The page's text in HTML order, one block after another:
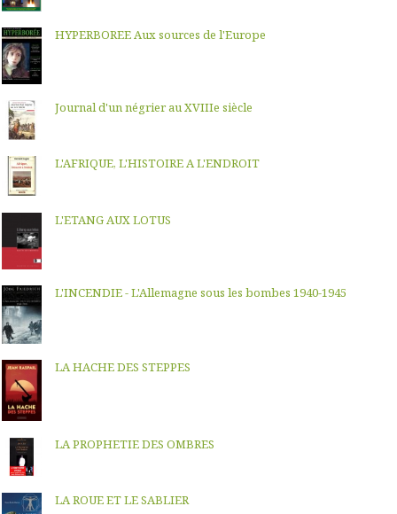
HYPERBOREE Aux sources de l'Europe
Journal d'un négrier au XVIIIe siècle
L'AFRIQUE, L'HISTOIRE A L'ENDROIT
L'ETANG AUX LOTUS
L'INCENDIE - L'Allemagne sous les bombes 1940-1945
LA HACHE DES STEPPES
LA PROPHETIE DES OMBRES
LA ROUE ET LE SABLIER